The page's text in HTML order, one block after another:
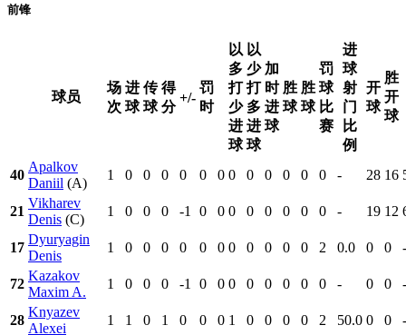
前锋
球员
场
次
进
球
传
球
得
分
+/-
罚
时
以
多
打
少
进
球
以
少
打
多
进
球
加
时
进
球
胜
球
胜
球
罚
球
比
赛
进
球
射
门
比
例
开
球
胜
开
球
40
Apalkov
Daniil (A)
1 0 0 0 0 0 0 0 0 0 0 0 0 - 28 16
21
Vikharev
Denis (C)
1 0 0 0 -1 0 0 0 0 0 0 0 0 - 19 12
17
Dyuryagin
Denis
1 0 0 0 0 0 0 0 0 0 0 0 2 0.0 0 0 -
72
Kazakov
Maxim A.
1 0 0 0 -1 0 0 0 0 0 0 0 0 - 0 0 -
28
Knyazev
Alexei
1 1 0 1 0 0 0 1 0 0 0 0 2 50.0 0 0 -